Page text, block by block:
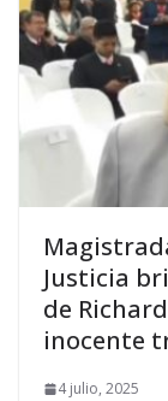
Justicia
de
inocente
4 julio, 2025